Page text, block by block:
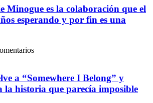
Minogue es la colaboración que el
esperando y por fin es una
a “Somewhere I Belong” y
la historia que parecía imposible